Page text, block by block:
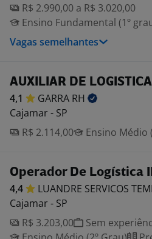
R$ 2.990,00 a R$ 3.020,00
Ensino Fundamental (1º
Vagas semelhantes
AUXILIAR DE LOGISTICA
4,1 GARRA RH
Cajamar - SP
R$ 2.114,00
Ensino Médio
Operador De Logística III
4,4 LUANDRE SERVICOS
Cajamar - SP
R$ 3.203,00
Sem